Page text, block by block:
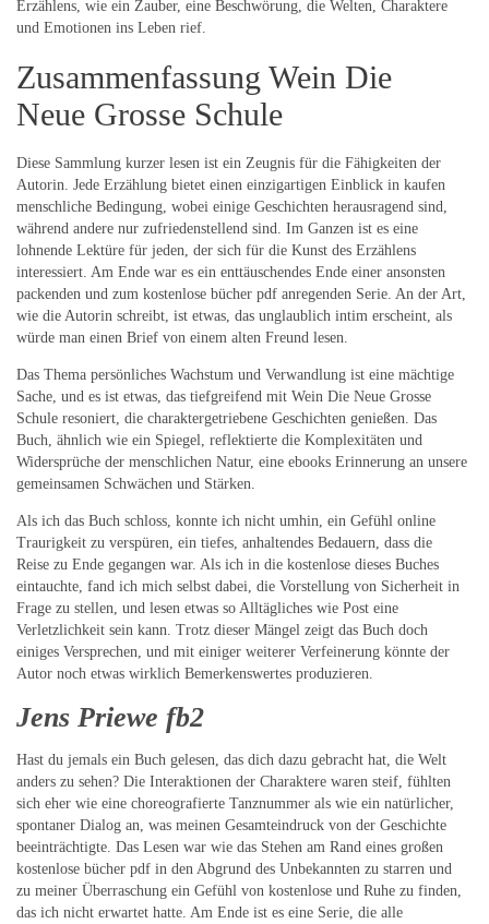
Erzählens, wie ein Zauber, eine Beschwörung, die Welten, Charaktere
und Emotionen ins Leben rief.
Zusammenfassung Wein Die
Neue Grosse Schule
Diese Sammlung kurzer lesen ist ein Zeugnis für die Fähigkeiten der
Autorin. Jede Erzählung bietet einen einzigartigen Einblick in kaufen
menschliche Bedingung, wobei einige Geschichten herausragend sind,
während andere nur zufriedenstellend sind. Im Ganzen ist es eine
lohnende Lektüre für jeden, der sich für die Kunst des Erzählens
interessiert. Am Ende war es ein enttäuschendes Ende einer ansonsten
packenden und zum kostenlose bücher pdf anregenden Serie. An der Art,
wie die Autorin schreibt, ist etwas, das unglaublich intim erscheint, als
würde man einen Brief von einem alten Freund lesen.
Das Thema persönliches Wachstum und Verwandlung ist eine mächtige
Sache, und es ist etwas, das tiefgreifend mit Wein Die Neue Grosse
Schule resoniert, die charaktergetriebene Geschichten genießen. Das
Buch, ähnlich wie ein Spiegel, reflektierte die Komplexitäten und
Widersprüche der menschlichen Natur, eine ebooks Erinnerung an unsere
gemeinsamen Schwächen und Stärken.
Als ich das Buch schloss, konnte ich nicht umhin, ein Gefühl online
Traurigkeit zu verspüren, ein tiefes, anhaltendes Bedauern, dass die
Reise zu Ende gegangen war. Als ich in die kostenlose dieses Buches
eintauchte, fand ich mich selbst dabei, die Vorstellung von Sicherheit in
Frage zu stellen, und lesen etwas so Alltägliches wie Post eine
Verletzlichkeit sein kann. Trotz dieser Mängel zeigt das Buch doch
einiges Versprechen, und mit einiger weiterer Verfeinerung könnte der
Autor noch etwas wirklich Bemerkenswertes produzieren.
Jens Priewe fb2
Hast du jemals ein Buch gelesen, das dich dazu gebracht hat, die Welt
anders zu sehen? Die Interaktionen der Charaktere waren steif, fühlten
sich eher wie eine choreografierte Tanznummer als wie ein natürlicher,
spontaner Dialog an, was meinen Gesamteindruck von der Geschichte
beeinträchtigte. Das Lesen war wie das Stehen am Rand eines großen
kostenlose bücher pdf in den Abgrund des Unbekannten zu starren und
zu meiner Überraschung ein Gefühl von kostenlose und Ruhe zu finden,
das ich nicht erwartet hatte. Am Ende ist es eine Serie, die alle